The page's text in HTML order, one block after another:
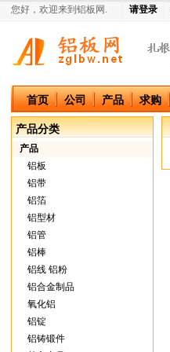
您好，欢迎来到铝板网. 请登录
中国铝板网
首页 公司 产品 求购
产品分类
产品
铝板
铝带
铝箔
铝型材
铝管
铝棒
铝线 铝粉
铝合金制品
氧化铝
铝锭
铝铸锻件